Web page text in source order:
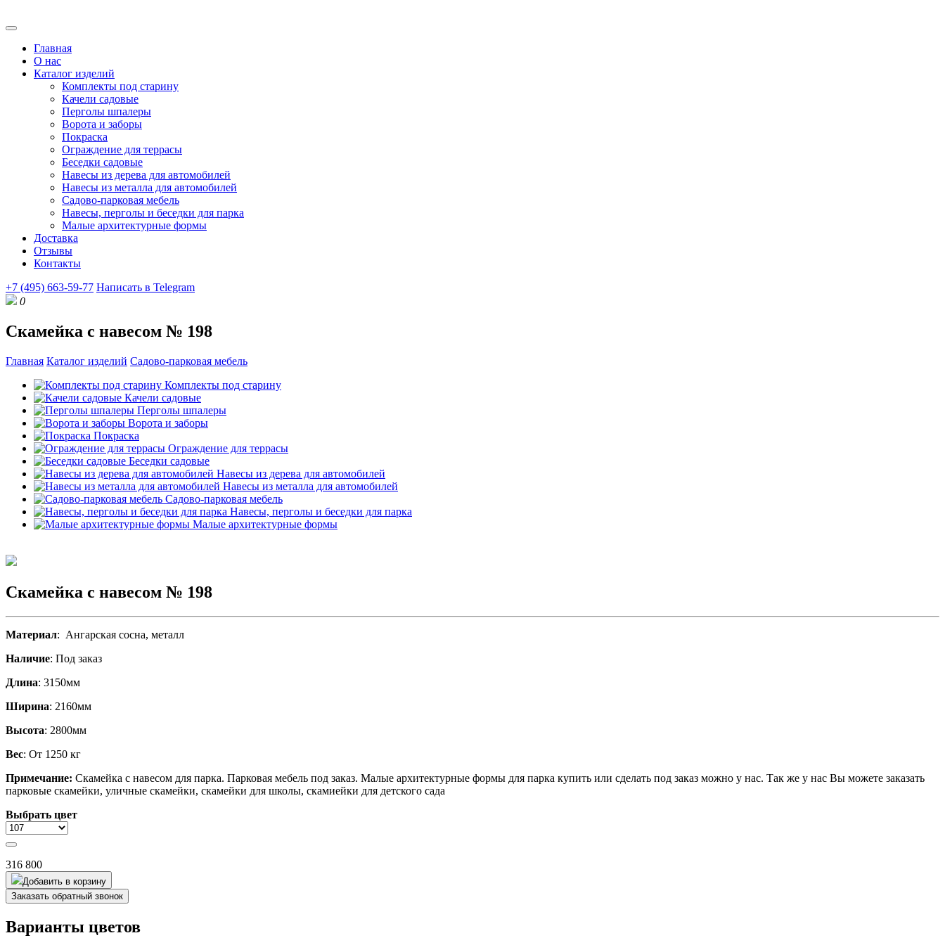
Главная
О нас
Каталог изделий
Комплекты под старину
Качели садовые
Перголы шпалеры
Ворота и заборы
Покраска
Ограждение для террасы
Беседки садовые
Навесы из дерева для автомобилей
Навесы из металла для автомобилей
Садово-парковая мебель
Навесы, перголы и беседки для парка
Малые архитектурные формы
Доставка
Отзывы
Контакты
+7 (495) 663-59-77 Написать в Telegram
0
Скамейка с навесом № 198
Главная Каталог изделий Садово-парковая мебель
Комплекты под старину
Качели садовые
Перголы шпалеры
Ворота и заборы
Покраска
Ограждение для террасы
Беседки садовые
Навесы из дерева для автомобилей
Навесы из металла для автомобилей
Садово-парковая мебель
Навесы, перголы и беседки для парка
Малые архитектурные формы
Скамейка с навесом № 198
Материал: Ангарская сосна, металл
Наличие: Под заказ
Длина: 3150мм
Ширина: 2160мм
Высота: 2800мм
Вес: От 1250 кг
Примечание: Скамейка с навесом для парка. Парковая мебель под заказ. Малые архитектурные формы для парка купить или сделать под заказ можно у нас. Так же у нас Вы можете заказать
парковые скамейки, уличные скамейки, скамейки для школы, скамиейки для детского сада
Выбрать цвет
316 800
Добавить в корзину
Заказать обратный звонок
Варианты цветов